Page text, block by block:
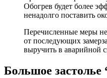
Обогрев будет более
ненадолго поставить
Перечисленные меры
от последующих
выручить в аварийной
Большое застолье